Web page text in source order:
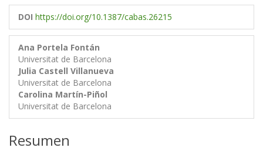
DOI https://doi.org/10.1387/cabas.26215
Ana Portela Fontán
Universitat de Barcelona
Julia Castell Villanueva
Universitat de Barcelona
Carolina Martín-Piñol
Universitat de Barcelona
Resumen